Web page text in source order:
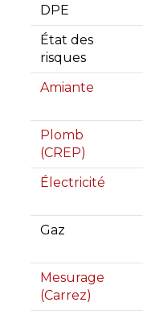
DPE
État des
risques
Amiante
Plomb
(CREP)
Électricité
Gaz
Mesurage
(Carrez)